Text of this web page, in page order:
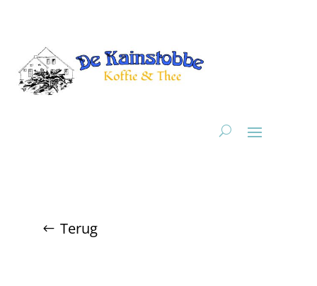
Terug